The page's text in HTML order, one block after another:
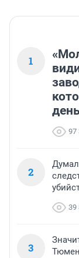
1
97
2
39
3